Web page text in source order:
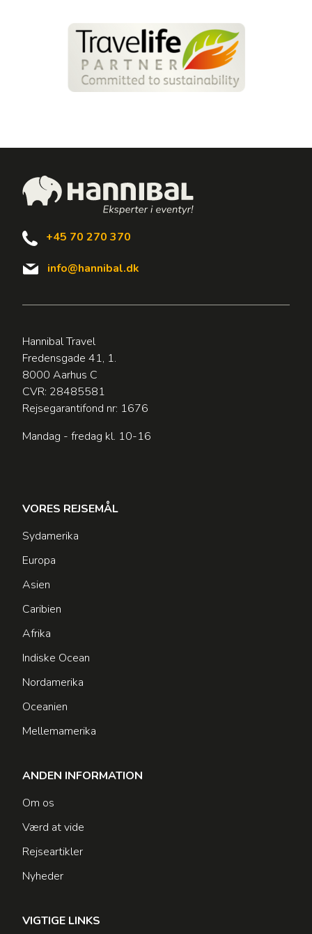
+45 70 270 370
info@hannibal.dk
Hannibal Travel
Fredensgade 41, 1.
8000 Aarhus C
CVR: 28485581
Rejsegarantifond nr: 1676
Mandag - fredag kl. 10-16
VORES REJSEMÅL
Sydamerika
Europa
Asien
Caribien
Afrika
Indiske Ocean
Nordamerika
Oceanien
Mellemamerika
ANDEN INFORMATION
Om os
Værd at vide
Rejseartikler
Nyheder
VIGTIGE LINKS